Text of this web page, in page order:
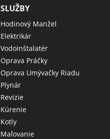
SLUŽBY
Hodinový Manžel
Elektrikár
Vodoinštalatér
Oprava Práčky
Oprava Umývačky Riadu
Plynár
Revizie
Kúrenie
Kotly
Maľovanie